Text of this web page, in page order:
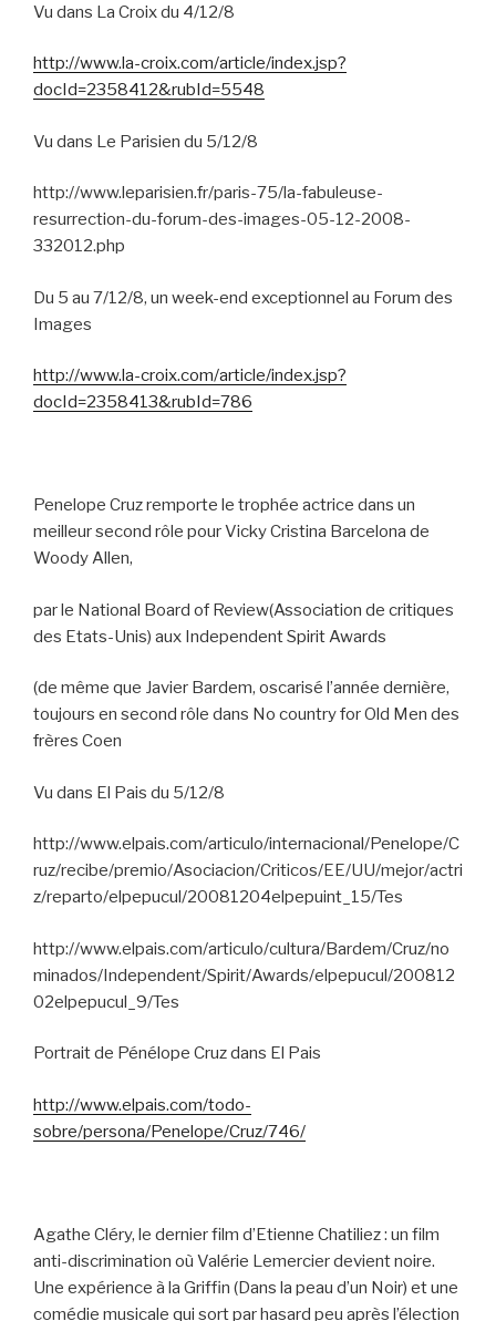
Vu dans La Croix du 4/12/8
http://www.la-croix.com/article/index.jsp?
docId=2358412&rubId=5548
Vu dans Le Parisien du 5/12/8
http://www.leparisien.fr/paris-75/la-fabuleuse-
resurrection-du-forum-des-images-05-12-2008-
332012.php
Du 5 au 7/12/8, un week-end exceptionnel au Forum des
Images
http://www.la-croix.com/article/index.jsp?
docId=2358413&rubId=786
Penelope Cruz remporte le trophée actrice dans un
meilleur second rôle pour Vicky Cristina Barcelona de
Woody Allen,
par le National Board of Review(Association de critiques
des Etats-Unis) aux Independent Spirit Awards
(de même que Javier Bardem, oscarisé l’année dernière,
toujours en second rôle dans No country for Old Men des
frères Coen
Vu dans El Pais du 5/12/8
http://www.elpais.com/articulo/internacional/Penelope/C
ruz/recibe/premio/Asociacion/Criticos/EE/UU/mejor/actri
z/reparto/elpepucul/20081204elpepuint_15/Tes
http://www.elpais.com/articulo/cultura/Bardem/Cruz/no
minados/Independent/Spirit/Awards/elpepucul/200812
02elpepucul_9/Tes
Portrait de Pénélope Cruz dans El Pais
http://www.elpais.com/todo-
sobre/persona/Penelope/Cruz/746/
Agathe Cléry, le dernier film d’Etienne Chatiliez : un film
anti-discrimination où Valérie Lemercier devient noire.
Une expérience à la Griffin (Dans la peau d’un Noir) et une
comédie musicale qui sort par hasard peu après l’élection